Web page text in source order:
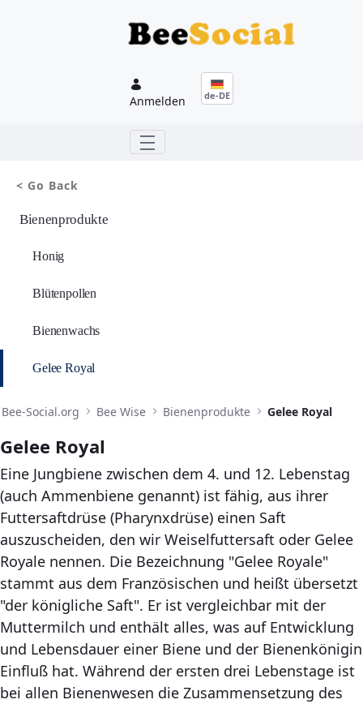
Anmelden de-DE
< Go Back
Bienenprodukte
Honig
Blütenpollen
Bienenwachs
Gelee Royal
Bee-Social.org Bee Wise Bienenprodukte Gelee Royal
Gelee Royal
Eine Jungbiene zwischen dem 4. und 12. Lebenstag
(auch Ammenbiene genannt) ist fähig, aus ihrer
Futtersaftdrüse (Pharynxdrüse) einen Saft
auszuscheiden, den wir Weiselfuttersaft oder Gelee
Royale nennen. Die Bezeichnung "Gelee Royale"
stammt aus dem Französischen und heißt übersetzt
"der königliche Saft". Er ist vergleichbar mit der
Muttermilch und enthält alles, was auf Entwicklung
und Lebensdauer einer Biene und der Bienenkönigin
Einfluß hat. Während der ersten drei Lebenstage ist
bei allen Bienenwesen die Zusammensetzung des